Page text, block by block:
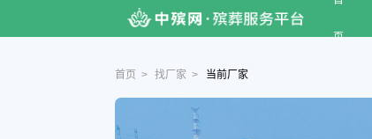
页
首页 > 找厂家 > 当前厂家